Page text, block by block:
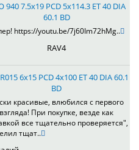
940 7.5x19 PCD 5x114.3 ET 40 DIA
60.1 BD
https://youtu.be/7j60Im72hMg..
RAV4
6x15 PCD 4x100 ET 40 DIA 60.1
BD
красивые, влюбился с первого
взгляда! При покупке, везде как
все тщательно проверяется",
тщат..